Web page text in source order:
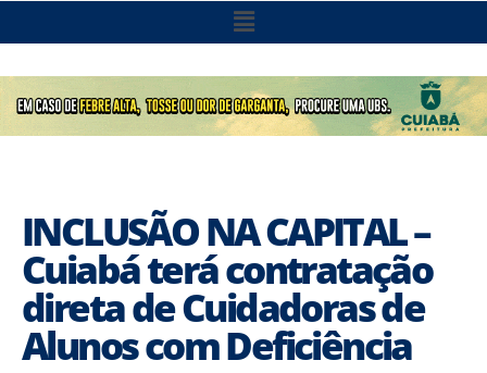
INCLUSÃO NA CAPITAL –
Cuiabá terá contratação
direta de Cuidadoras de
Alunos com Deficiência